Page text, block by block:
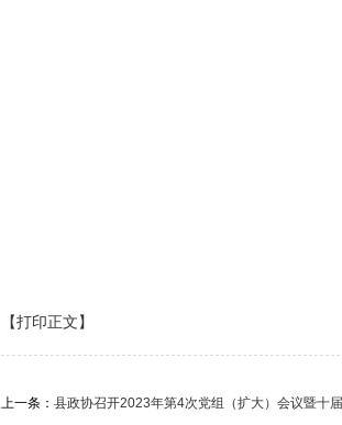
【打印正文】
上一条： 县政协召开2023年第4次党组（扩大）会议暨十